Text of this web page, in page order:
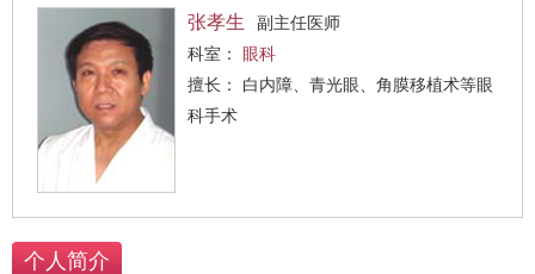
张孝生
副主任医师
科室： 眼科
擅长： 白内障、青光眼、角膜移植术等眼
科手术
个人简介